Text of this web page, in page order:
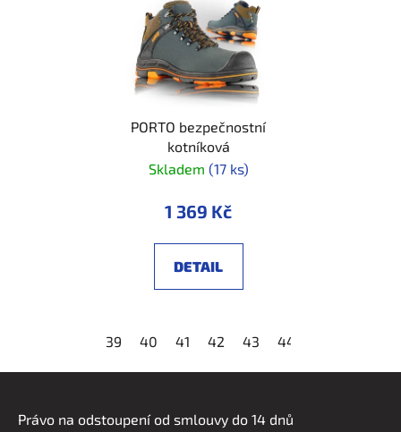
PORTO bezpečnostní
kotníková
Skladem (17 ks)
1 369 Kč
DETAIL
39 40 41 42 43 44
Právo na odstoupení od smlouvy do 14 dnů